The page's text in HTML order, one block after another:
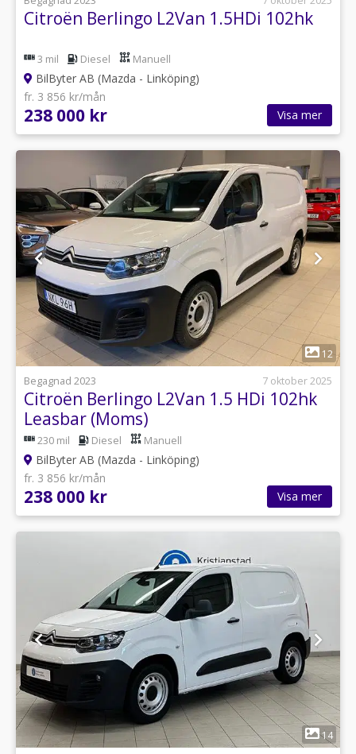
Citroën Berlingo L2Van 1.5HDi 102hk
3 mil Diesel Manuell
BilByter AB (Mazda - Linköping)
fr. 3 856 kr/mån
238 000 kr Visa mer
1
12
Begagnad 2023
7 oktober 2025
Citroën Berlingo L2Van 1.5 HDi 102hk
Leasbar (Moms)
230 mil Diesel Manuell
BilByter AB (Mazda - Linköping)
fr. 3 856 kr/mån
238 000 kr Visa mer
1
14